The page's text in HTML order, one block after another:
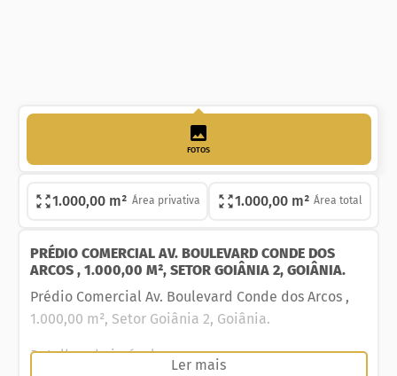
FOTOS
1.000,00 m² Área privativa 1.000,00 m² Área total
PRÉDIO COMERCIAL AV. BOULEVARD CONDE DOS
ARCOS , 1.000,00 M², SETOR GOIÂNIA 2, GOIÂNIA.
Prédio Comercial Av. Boulevard Conde dos Arcos ,
1.000,00 m², Setor Goiânia 2, Goiânia.
Detalhes do imóvel
Ler mais